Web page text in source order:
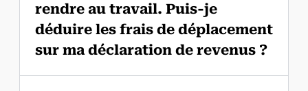
rendre au travail. Puis-je
déduire les frais de déplacement
sur ma déclaration de revenus ?